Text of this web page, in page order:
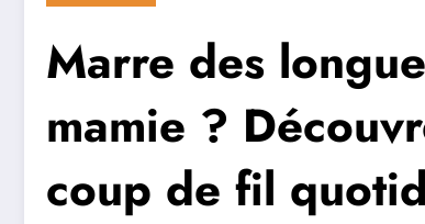
Marre des
mamie ?
coup de fil